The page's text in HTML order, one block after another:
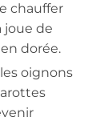
chauffer
joue de
dorée.
oignons